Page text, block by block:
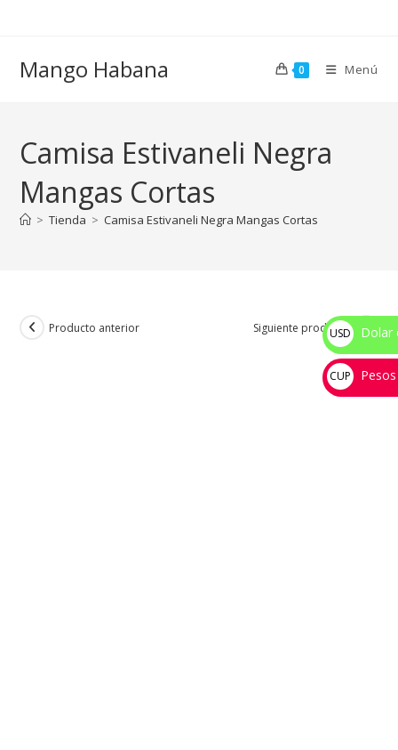
Mango Habana 0 Menú
Camisa Estivaneli Negra
Mangas Cortas
> Tienda > Camisa Estivaneli Negra Mangas Cortas
Producto anterior Siguiente producto
USD
$
Dolar
CUP
💰
Pesos